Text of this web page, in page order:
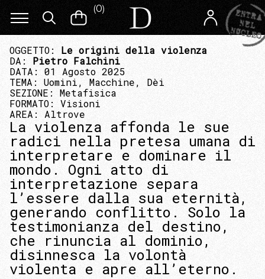
(0)
OGGETTO: Le origini della violenza
DA: Pietro Falchini
DATA: 01 Agosto 2025
TEMA: Uomini, Macchine, Dèi
SEZIONE: Metafisica
FORMATO: Visioni
AREA: Altrove
La violenza affonda le sue
radici nella pretesa umana di
interpretare e dominare il
mondo. Ogni atto di
interpretazione separa
l’essere dalla sua eternità,
generando conflitto. Solo la
testimonianza del destino,
che rinuncia al dominio,
disinnesca la volontà
violenta e apre all’eterno.